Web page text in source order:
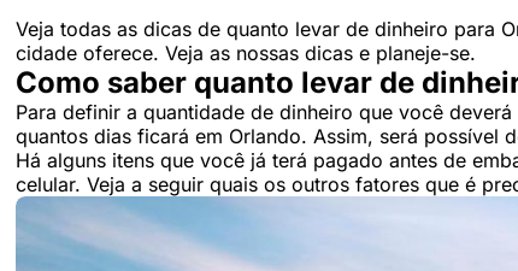
Veja todas as dicas de quanto levar de dinheiro para
cidade oferece. Veja as nossas dicas e planeje-se.
Como saber quanto levar de
Para definir a quantidade de dinheiro que você
quantos dias ficará em Orlando. Assim, será possível
Há alguns itens que você já terá pagado antes de
celular. Veja a seguir quais os outros fatores que é